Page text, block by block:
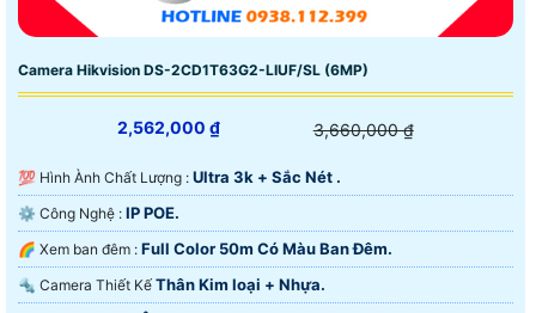
Camera Hikvision DS-2CD1T63G2-LIUF/SL (6MP)
2,562,000 ₫ 3,660,000 ₫
💯 Hình Ành Chất Lượng : Ultra 3k + Sắc Nét .
⚙ Công Nghệ : IP POE.
🌈 Xem ban đêm : Full Color 50m Có Màu Ban Ðêm.
🔩 Camera Thiết Kế Thân Kim loại + Nhựa.